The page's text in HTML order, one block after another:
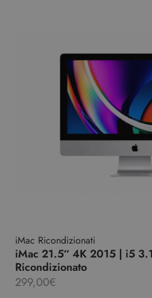
iMac Ricondizionati
iMac 21.5″ 4K 2015 | i5
Ricondizionato
299,00€